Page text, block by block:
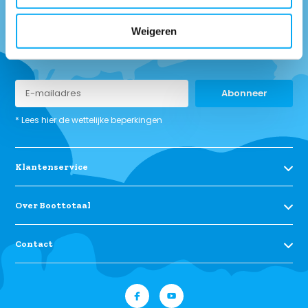
Weigeren
Ontvang onze tips om goed uitgerust het water op te gaan.
Abonneer
* Lees hier de wettelijke beperkingen
Klantenservice
Over Boottotaal
Contact